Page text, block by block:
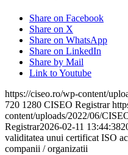
Share on Facebook
Share on X
Share on WhatsApp
Share on LinkedIn
Share by Mail
Link to Youtube
https://ciseo.ro/wp-content/
720 1280 CISEO Registrar
content/uploads/2022/06/
Registrar2026-02-11 13:44:38
validitatea unui certificat ISO
companii / organizatii